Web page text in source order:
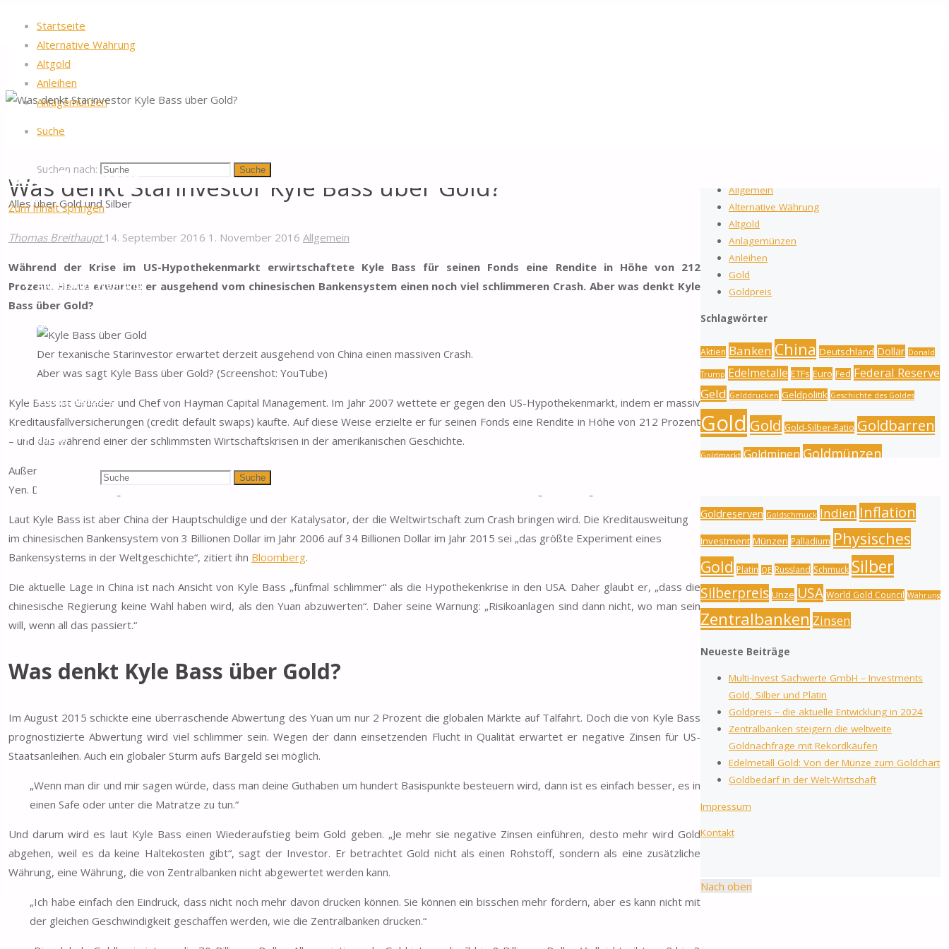
Startseite
Alternative Währung
Altgold
Anleihen
Anlagemünzen
Suche
Suchen nach: Suche
Gold-Reporter
Alles über Gold und Silber
Zum Inhalt springen
Startseite
Alternative Währung
Altgold
Anleihen
Anlagemünzen
Suche
Suche
Was denkt Starinvestor Kyle Bass über Gold?
Thomas Breithaupt 14. September 2016 1. November 2016 Allgemein
Während der Krise im US-Hypothekenmarkt erwirtschaftete Kyle Bass für seinen Fonds eine Rendite in Höhe von 212
Prozent. Heute erwartet er ausgehend vom chinesischen Bankensystem einen noch viel schlimmeren Crash. Aber was denkt Kyle
Bass über Gold?
Der texanische Starinvestor erwartet derzeit ausgehend von China einen massiven Crash.
Aber was sagt Kyle Bass über Gold? (Screenshot: YouTube)
Kyle Bass ist Gründer und Chef von Hayman Capital Management. Im Jahr 2007 wettete er gegen den US-Hypothekenmarkt, indem er massiv
Kreditausfallversicherungen (credit default swaps) kaufte. Auf diese Weise erzielte er für seinen Fonds eine Rendite in Höhe von 212 Prozent
– und das während einer der schlimmsten Wirtschaftskrisen in der amerikanischen Geschichte.
Außerdem sagte Kyle Bass ein paar Jahre später die Wirtschaftskrise in Griechenland korrekt voraus sowie die Abwertung des japanischen
Yen. Der Starinvestor glaubt, dass die Zentralbanken eine Blase extremen Ausmaßes bei risikobasierten Anlageformen geschaffen haben.
Laut Kyle Bass ist aber China der Hauptschuldige und der Katalysator, der die Weltwirtschaft zum Crash bringen wird. Die Kreditausweitung
im chinesischen Bankensystem von 3 Billionen Dollar im Jahr 2006 auf 34 Billionen Dollar im Jahr 2015 sei „das größte Experiment eines
Bankensystems in der Weltgeschichte“, zitiert ihn Bloomberg.
Die aktuelle Lage in China ist nach Ansicht von Kyle Bass „fünfmal schlimmer“ als die Hypothekenkrise in den USA. Daher glaubt er, „dass die
chinesische Regierung keine Wahl haben wird, als den Yuan abzuwerten“. Daher seine Warnung: „Risikoanlagen sind dann nicht, wo man sein
will, wenn all das passiert.“
Was denkt Kyle Bass über Gold?
Im August 2015 schickte eine überraschende Abwertung des Yuan um nur 2 Prozent die globalen Märkte auf Talfahrt. Doch die von Kyle Bass
prognostizierte Abwertung wird viel schlimmer sein. Wegen der dann einsetzenden Flucht in Qualität erwartet er negative Zinsen für US-
Staatsanleihen. Auch ein globaler Sturm aufs Bargeld sei möglich.
„Wenn man dir und mir sagen würde, dass man deine Guthaben um hundert Basispunkte besteuern wird, dann ist es einfach besser, es in
einen Safe oder unter die Matratze zu tun.“
Und darum wird es laut Kyle Bass einen Wiederaufstieg beim Gold geben. „Je mehr sie negative Zinsen einführen, desto mehr wird Gold
abgehen, weil es da keine Haltekosten gibt“, sagt der Investor. Er betrachtet Gold nicht als einen Rohstoff, sondern als eine zusätzliche
Währung, eine Währung, die von Zentralbanken nicht abgewertet werden kann.
„Ich habe einfach den Eindruck, dass nicht noch mehr davon drucken können. Sie können ein bisschen mehr fördern, aber es kann nicht mit
der gleichen Geschwindigkeit geschaffen werden, wie die Zentralbanken drucken.“
Allgemein
Alternative Währung
Altgold
Anlagemünzen
Anleihen
Gold
Goldpreis
Schlagwörter
Aktien Banken China Deutschland Dollar Donald
Trump Edelmetalle ETFs Euro Fed Federal Reserve
Geld Gelddrucken Geldpolitik Geschichte des Goldes
Gold Gold Gold-Silber-Ratio Goldbarren
Goldmarkt GoldminenGoldmünzen
Goldreserven Goldschmuck Indien Inflation
Investment Münzen Palladium Physisches
Gold Platin QE Russland Schmuck Silber
Silberpreis Unze USA World Gold Council Währung
Zentralbanken Zinsen
Neueste Beiträge
Multi-Invest Sachwerte GmbH – Investments
Gold, Silber und Platin
Goldpreis – die aktuelle Entwicklung in 2024
Zentralbanken steigern die weltweite
Goldnachfrage mit Rekordkäufen
Edelmetall Gold: Von der Münze zum Goldchart
Goldbedarf in der Welt-Wirtschaft
Impressum
Kontakt
Nach oben